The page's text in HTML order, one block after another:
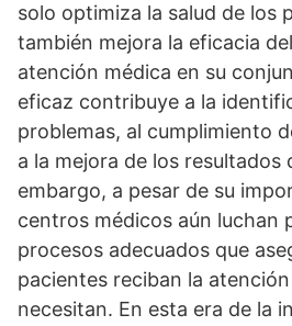
solo optimiza la salud de los
también mejora la eficacia
atención médica en su
eficaz contribuye a la
problemas, al cumplimiento
a la mejora de los resultados
embargo, a pesar de su
centros médicos aún luchan
procesos adecuados que
pacientes reciban la
necesitan. En esta era de la